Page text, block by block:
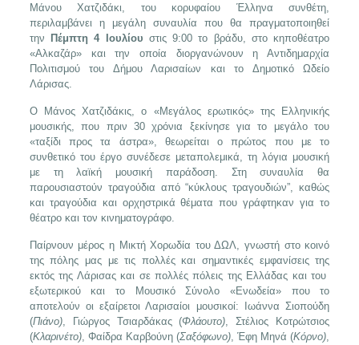
Μάνου Χατζιδάκι, του κορυφαίου Έλληνα συνθέτη,
περιλαμβάνει η μεγάλη συναυλία που θα πραγματοποιηθεί
την Πέμπτη 4 Ιουλίου στις 9:00 το βράδυ, στο κηποθέατρο
«Αλκαζάρ» και την οποία διοργανώνουν η Αντιδημαρχία
Πολιτισμού του Δήμου Λαρισαίων και το Δημοτικό Ωδείο
Λάρισας.
Ο Μάνος Χατζιδάκις, ο «Μεγάλος ερωτικός» της Ελληνικής
μουσικής, που πριν 30 χρόνια ξεκίνησε για το μεγάλο του
«ταξίδι προς τα άστρα», θεωρείται ο πρώτος που με το
συνθετικό του έργο συνέδεσε μεταπολεμικά, τη λόγια μουσική
με τη λαϊκή μουσική παράδοση. Στη συναυλία θα
παρουσιαστούν τραγούδια από “κύκλους τραγουδιών”, καθώς
και τραγούδια και ορχηστρικά θέματα που γράφτηκαν για το
θέατρο και τον κινηματογράφο.
Παίρνουν μέρος η Μικτή Χορωδία του ΔΩΛ, γνωστή στο κοινό
της πόλης μας με τις πολλές και σημαντικές εμφανίσεις της
εκτός της Λάρισας και σε πολλές πόλεις της Ελλάδας και του
εξωτερικού και το Μουσικό Σύνολο «Ενωδεία» που το
αποτελούν οι εξαίρετοι Λαρισαίοι μουσικοί: Ιωάννα Σιοπούδη
(Πιάνο), Γιώργος Τσιαρδάκας (Φλάουτο) , Στέλιος Κοτρώτσιος
(Κλαρινέτο), Φαίδρα Καρβούνη (Σαξόφωνο) , Έφη Μηνά (Κόρνο)